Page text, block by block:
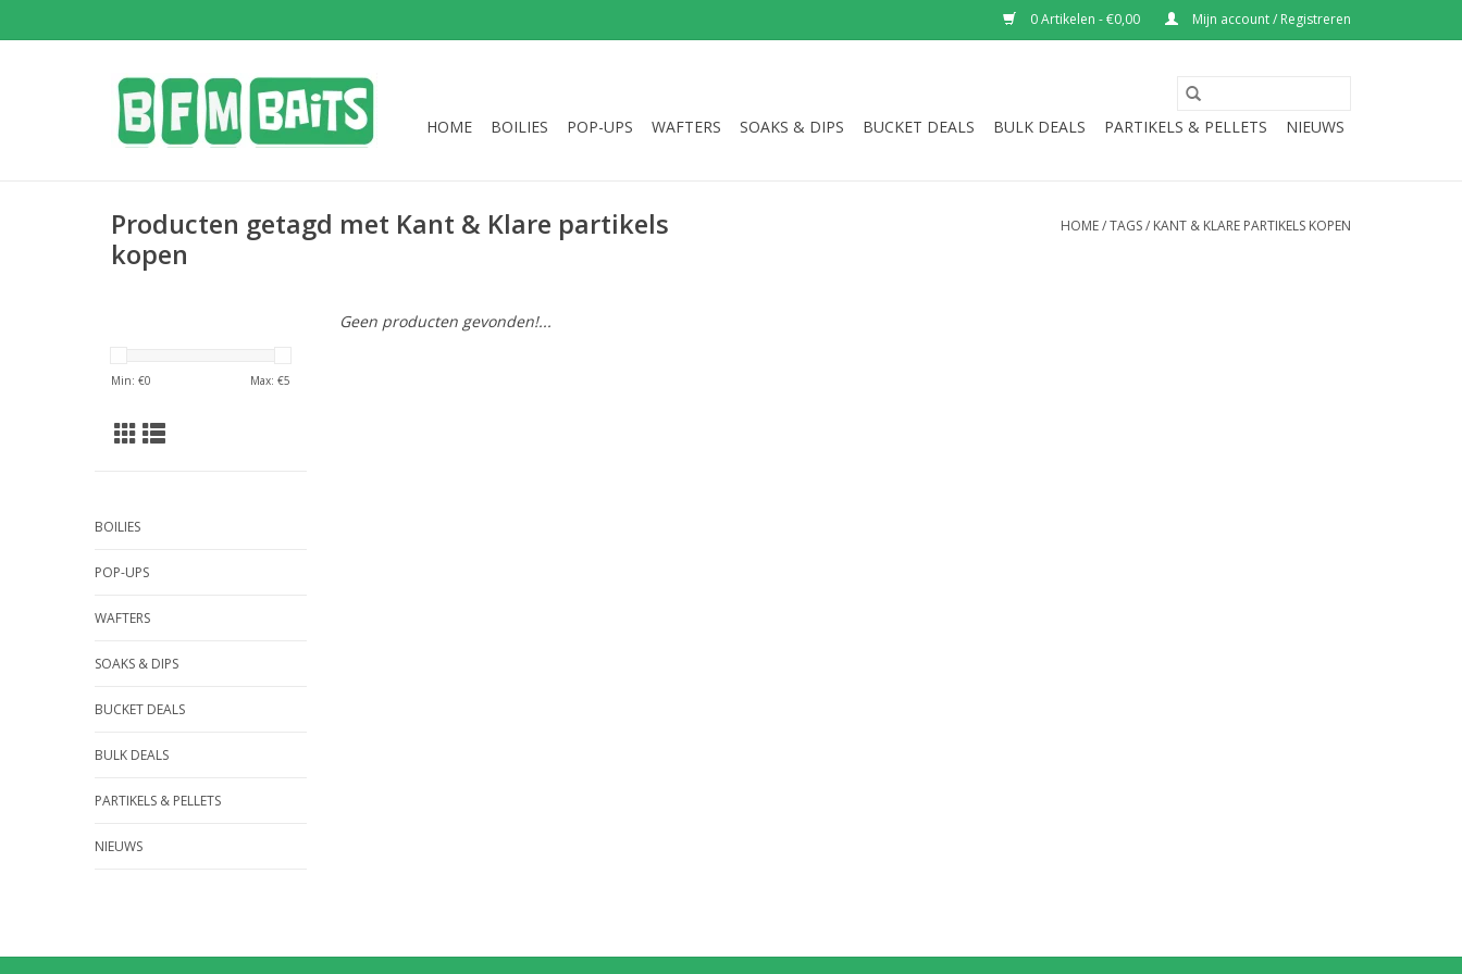
0 Artikelen - €0,00 Mijn account / Registreren
HOME BOILIES POP-UPS WAFTERS SOAKS & DIPS BUCKET DEALS BULK DEALS PARTIKELS & PELLETS NIEUWS
Producten getagd met Kant & Klare partikels
kopen
HOME/TAGS/ KANT & KLARE PARTIKELS KOPEN
Min: €0 Max: €5
BOILIES
POP-UPS
WAFTERS
SOAKS & DIPS
BUCKET DEALS
BULK DEALS
PARTIKELS & PELLETS
NIEUWS
Geen producten gevonden!...